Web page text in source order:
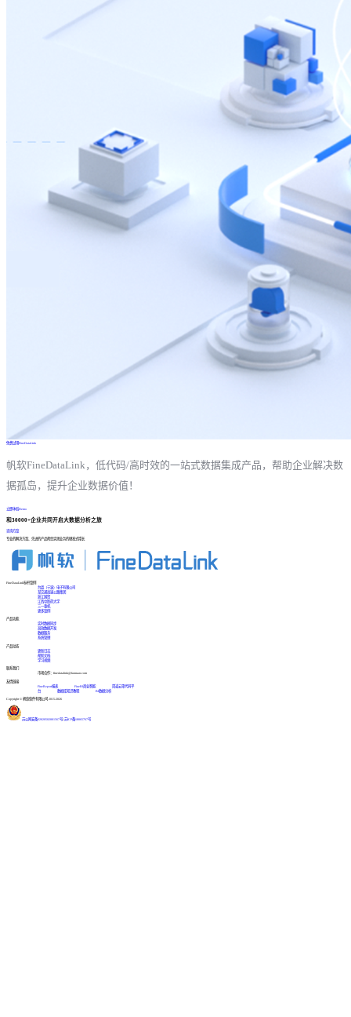
免费试用FineDataLink
帆软FineDataLink，低代码/高时效的一站式数据集成产品，帮助企业解决数
据孤岛，提升企业数据价值！
立即体验Demo
和30000+企业共同开启大数据分析之旅
咨询方案
专业的解决方案、先进的产品帮您实现业务的爆发式增长
FineDataLink标杆案例
台晶（宁波）电子有限公司
某交通高速公路集团
浙江国贸
江西中医药大学
三一重机
更多案例
产品功能
实时数据同步
高效数据开发
数据服务
系统管理
产品动态
更新日志
帮助文档
学习视频
联系我们
市场合作：finedatalink@fanruan.com
友情链接
FineReport报表
FineBI商业智能
简道云零代码平
台
数据库知识教程 BI数据分析
Copyright © 帆软软件有限公司 2015-2026
苏公网安备32020502001567号| 苏ICP备18065767号